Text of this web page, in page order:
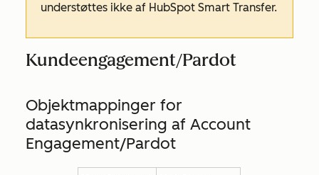
understøttes ikke af HubSpot Smart Transfer.
Kundeengagement/Pardot
Objektmappinger for
datasynkronisering af Account
Engagement/Pardot